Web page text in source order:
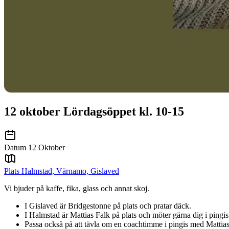
12 oktober Lördagsöppet kl. 10-15
Datum 12 Oktober
Plats Halmstad, Värnamo, Gislaved
Vi bjuder på kaffe, fika, glass och annat skoj.
I Gislaved är Bridgestonne på plats och pratar däck.
I Halmstad är Mattias Falk på plats och möter gärna dig i
Passa också på att tävla om en coachtimme i pingis med